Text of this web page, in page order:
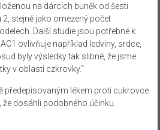
na dárcích buněk od šesti
stejně jako omezený počet
Další studie jsou potřebné k
ovlivňuje například ledviny, srdce,
byly výsledky tak slibné, že jsme
v oblasti czkrovky.“
předepisovaným lékem proti cukrovce
dosáhli podobného účinku.